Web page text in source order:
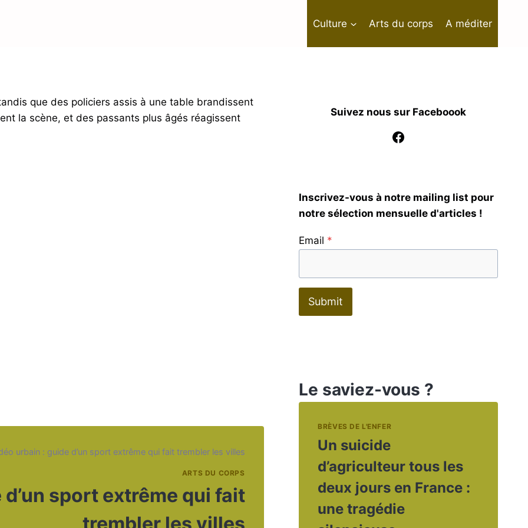
Culture Arts du corps A méditer
urbain : guide d’un sport extrême qui fait trembler les villes
ARTS DU CORPS
sport extrême qui fait
Suivez nous sur Faceboook
Facebook
Inscrivez-vous à notre mailing list pour
notre sélection mensuelle d'articles !
Email *
Submit
Le saviez-vous ?
BRÈVES DE L'ENFER
Un suicide
d’agriculteur tous les
deux jours en France :
une tragédie